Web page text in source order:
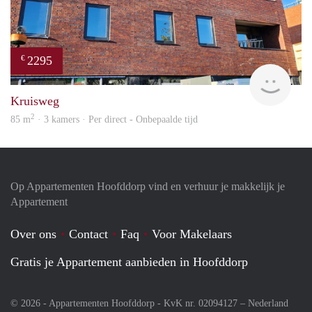
€ 2295
Kruisweg
85 m2 · 3 kamers · Per direct - Onbepaalde tijd
Op Appartementen Hoofddorp vind en verhuur je makkelijk je
Appartement
Over ons Contact Faq
Voor Makelaars
Gratis je Appartement aanbieden in Hoofddorp
© 2026 - Appartementen Hoofddorp - KvK nr. 02094127 – Nederland